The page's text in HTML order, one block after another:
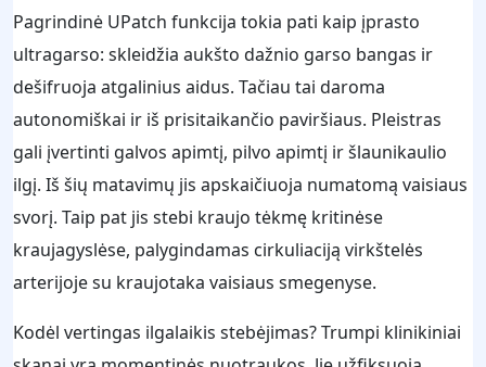
Pagrindinė UPatch funkcija tokia pati kaip įprasto
ultragarso: skleidžia aukšto dažnio garso bangas ir
dešifruoja atgalinius aidus. Tačiau tai daroma
autonomiškai ir iš prisitaikančio paviršiaus. Pleistras
gali įvertinti galvos apimtį, pilvo apimtį ir šlaunikaulio
ilgį. Iš šių matavimų jis apskaičiuoja numatomą vaisiaus
svorį. Taip pat jis stebi kraujo tėkmę kritinėse
kraujagyslėse, palygindamas cirkuliaciją virkštelės
arterijoje su kraujotaka vaisiaus smegenyse.
Kodėl vertingas ilgalaikis stebėjimas? Trumpi klinikiniai